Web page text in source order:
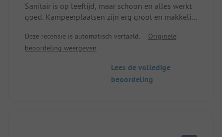
Sanitair is op leeftijd, maar schoon en alles werkt
goed. Kampeerplaatsen zijn erg groot en makkelijk
Deze recensie is automatisch vertaald.
Originele
beoordeling weergeven
Lees de volledige
beoordeling